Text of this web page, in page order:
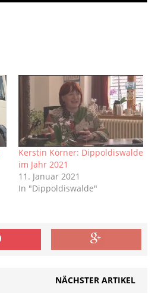
Kerstin Körner: Dippoldiswalde
im Jahr 2021
11. Januar 2021
In "Dippoldiswalde"
NÄCHSTER ARTIKEL